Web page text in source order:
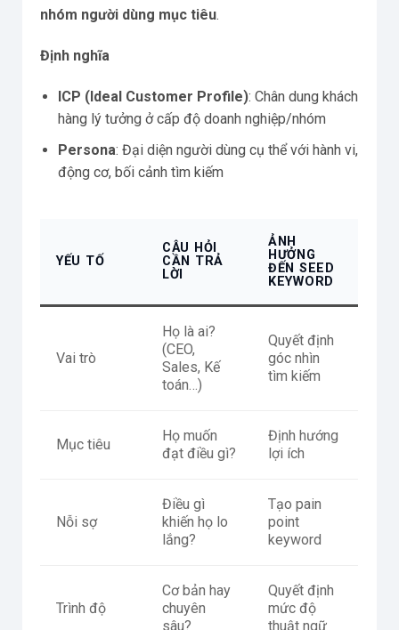
nhóm người dùng mục tiêu.
Định nghĩa
ICP (Ideal Customer Profile): Chân dung khách
hàng lý tưởng ở cấp độ doanh nghiệp/nhóm
Persona: Đại diện người dùng cụ thể với hành vi,
động cơ, bối cảnh tìm kiếm
YẾU TỐ
CÂU HỎI
CẦN TRẢ
LỜI
ẢNH
HƯỞNG
ĐẾN SEED
KEYWORD
Vai trò
Họ là ai?
(CEO,
Sales, Kế
toán…)
Quyết định
góc nhìn
tìm kiếm
Mục tiêu
Họ muốn
đạt điều gì?
Định hướng
lợi ích
Nỗi sợ
Điều gì
khiến họ lo
lắng?
Tạo pain
point
keyword
Trình độ
Cơ bản hay
chuyên
sâu?
Quyết định
mức độ
thuật ngữ